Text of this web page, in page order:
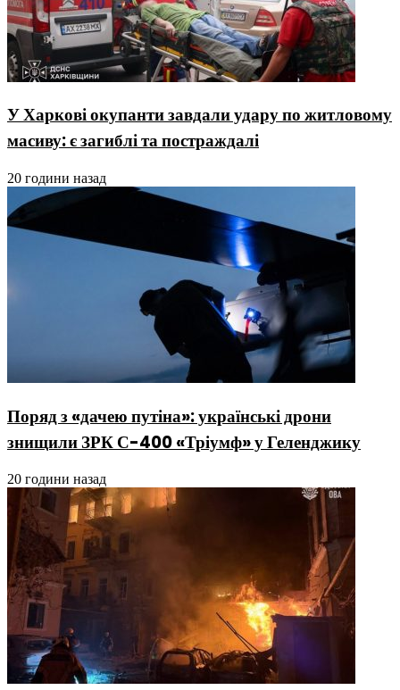
У Харкові окупанти завдали удару по житловому
масиву: є загиблі та постраждалі
20 години назад
Поряд з «дачею путіна»: українські дрони
знищили ЗРК С-400 «Тріумф» у Геленджику
20 години назад